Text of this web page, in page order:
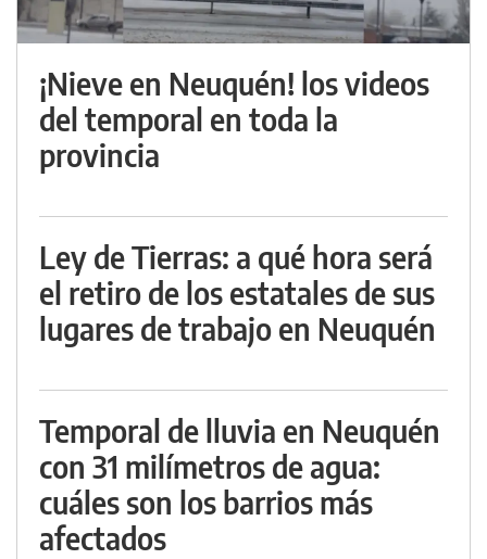
¡Nieve en Neuquén! los videos
del temporal en toda la
provincia
Ley de Tierras: a qué hora será
el retiro de los estatales de sus
lugares de trabajo en Neuquén
Temporal de lluvia en Neuquén
con 31 milímetros de agua:
cuáles son los barrios más
afectados